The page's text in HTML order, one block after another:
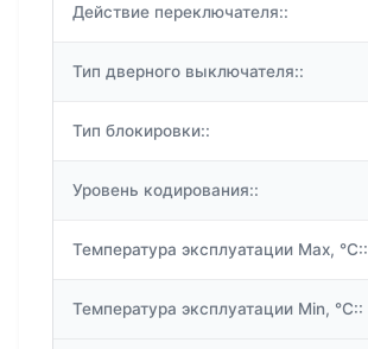
Действие переключателя::
Тип дверного выключателя::
Тип блокировки::
Уровень кодирования::
Температура эксплуатации Max, °C::
Температура эксплуатации Min, °C::